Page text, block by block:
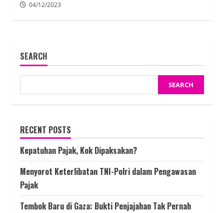
04/12/2023
SEARCH
SEARCH
RECENT POSTS
Kepatuhan Pajak, Kok Dipaksakan?
Menyorot Keterlibatan TNI-Polri dalam Pengawasan
Pajak
Tembok Baru di Gaza: Bukti Penjajahan Tak Pernah